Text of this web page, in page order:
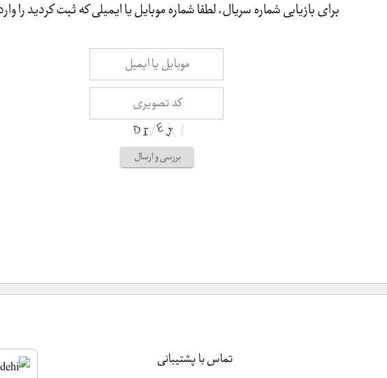
برای بازیابی شماره سریال، لطفا شماره موبایل یا ایمیلی که ثبت کردید را
تماس با پشتیبانی